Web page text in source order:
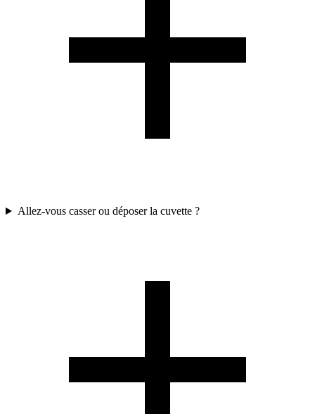
Allez-vous casser ou déposer la cuvette ?